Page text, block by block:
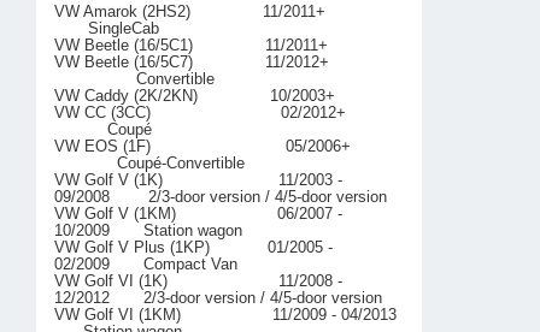
VW Amarok (2HS2) 11/2011+
SingleCab
VW Beetle (16/5C1) 11/2011+
VW Beetle (16/5C7) 11/2012+
Convertible
VW Caddy (2K/2KN) 10/2003+
VW CC (3CC) 02/2012+
Coupé
VW EOS (1F) 05/2006+
Coupé-Convertible
VW Golf V (1K) 11/2003 -
09/2008 2/3-door version / 4/5-door version
VW Golf V (1KM) 06/2007 -
10/2009 Station wagon
VW Golf V Plus (1KP) 01/2005 -
02/2009 Compact Van
VW Golf VI (1K) 11/2008 -
12/2012 2/3-door version / 4/5-door version
VW Golf VI (1KM) 11/2009 - 04/2013